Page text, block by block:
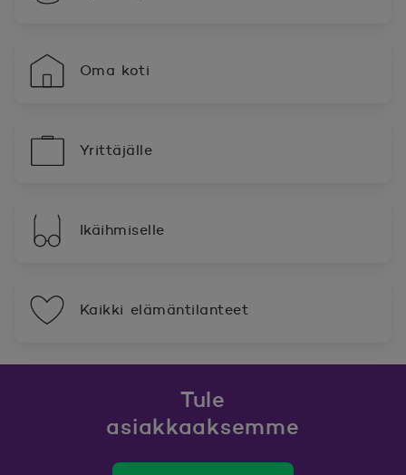
Oma koti
Yrittäjälle
Ikäihmiselle
Kaikki elämäntilanteet
Tule
asiakkaaksemme